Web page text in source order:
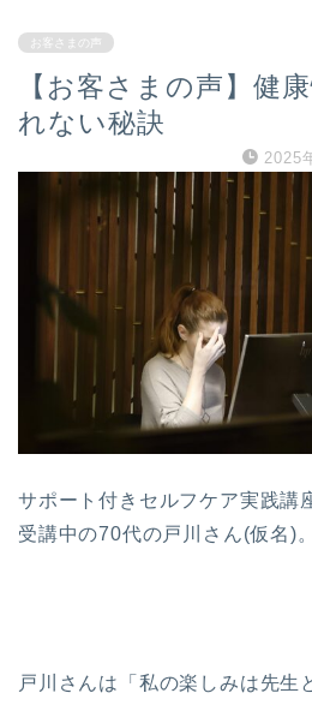
お客さまの声
【お客さまの声】健
れない秘訣
2025
サポート付きセルフケア実践講
受講中の70代の戸川さん(仮名)。
戸川さんは「私の楽しみは先生